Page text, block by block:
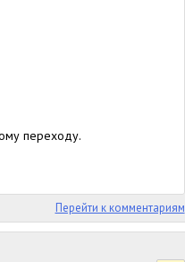
переходу.
Перейти к комментариям